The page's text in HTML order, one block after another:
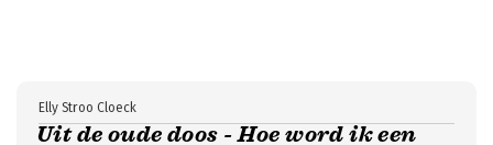
Uit de oude doos - Hoe word ik een
Elly Stroo Cloeck